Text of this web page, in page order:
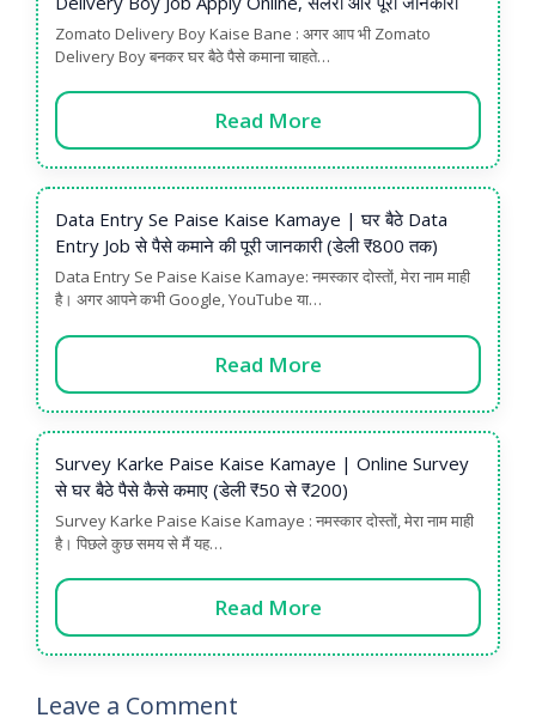
Zomato Delivery Boy Kaise Bane : अगर आप भी Zomato
Delivery Boy बनकर घर बैठे पैसे कमाना चाहते…
Read More
Data Entry Se Paise Kaise Kamaye | घर बैठे Data
Entry Job से पैसे कमाने की पूरी जानकारी (डेली ₹800 तक)
Data Entry Se Paise Kaise Kamaye: नमस्कार दोस्तों, मेरा नाम माही
है। अगर आपने कभी Google, YouTube या…
Read More
Survey Karke Paise Kaise Kamaye | Online Survey
से घर बैठे पैसे कैसे कमाए (डेली ₹50 से ₹200)
Survey Karke Paise Kaise Kamaye : नमस्कार दोस्तों, मेरा नाम माही
है। पिछले कुछ समय से मैं यह…
Read More
Leave a Comment